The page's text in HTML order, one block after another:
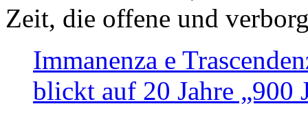
Zeit, die offene und
Immanenza e
blickt auf 20 Jahre „900